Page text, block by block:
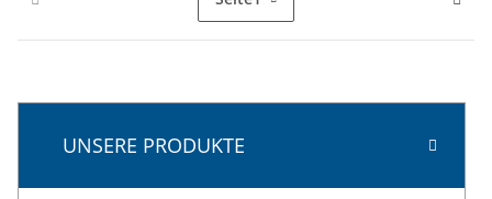
UNSERE PRODUKTE